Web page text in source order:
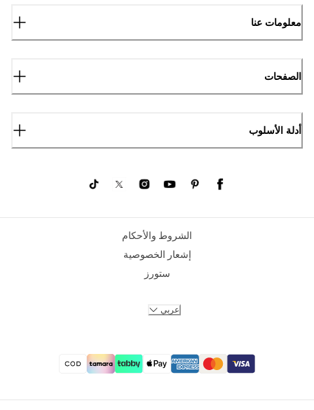
معلومات عنا
الصفحات
أدلة الأسلوب
الشروط والأحكام
إشعار الخصوصية
ستورز
عربي